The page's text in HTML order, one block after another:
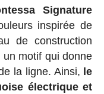
Signature
inspirée de
de construction
motif qui donne
la ligne. Ainsi, le
électrique et